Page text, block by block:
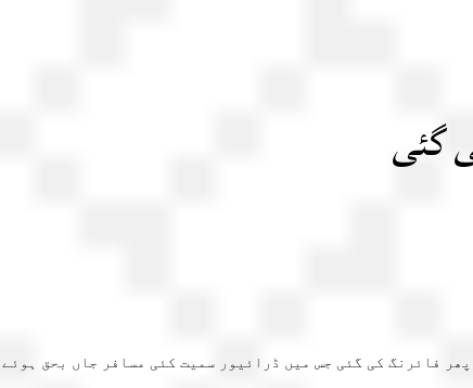
گئی
فائرنگ کی گئی جس میں ڈرائیور سمیت کئی مسافر جاں بحق ہوئے۔